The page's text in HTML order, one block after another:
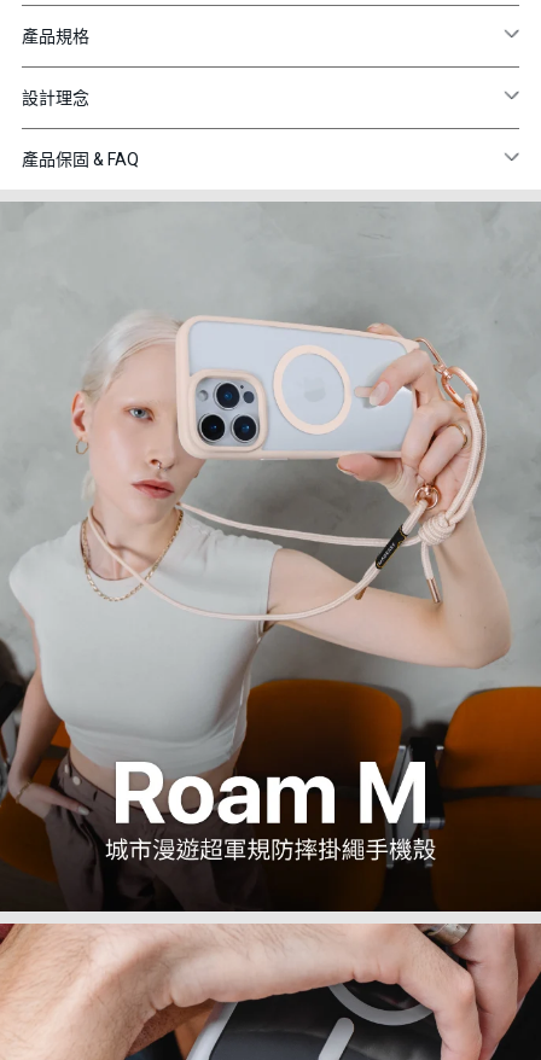
產品規格
設計理念
產品保固 & FAQ